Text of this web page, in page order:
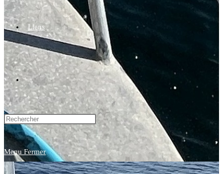
Liens
Toggle
website
Menu Fermer